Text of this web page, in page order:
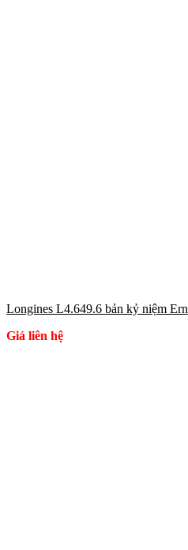
Longines L4.649.6 bản kỷ niệm
Giá liên hệ